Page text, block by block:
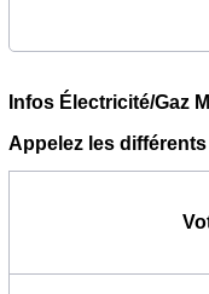
Infos Électricité/Gaz
Appelez les